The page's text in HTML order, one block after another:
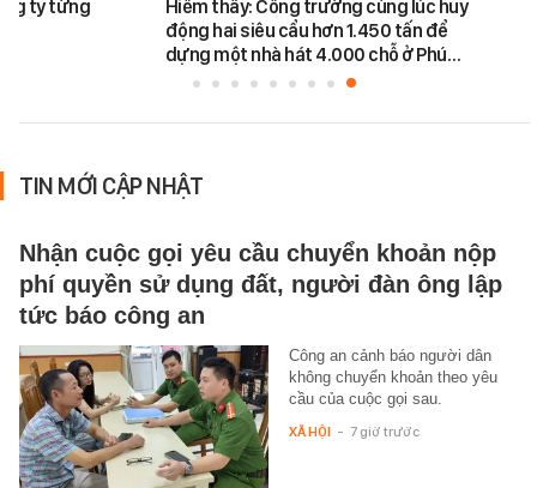
ty từng
Hiếm thấy: Công trường cùng lúc huy
động hai siêu cẩu hơn 1.450 tấn để
dựng một nhà hát 4.000 chỗ ở Phú…
TIN MỚI CẬP NHẬT
Nhận cuộc gọi yêu cầu chuyển khoản nộp
phí quyền sử dụng đất, người đàn ông lập
tức báo công an
Công an cảnh báo người dân
không chuyển khoản theo yêu
cầu của cuộc gọi sau.
XÃ HỘI - 7 giờ trước